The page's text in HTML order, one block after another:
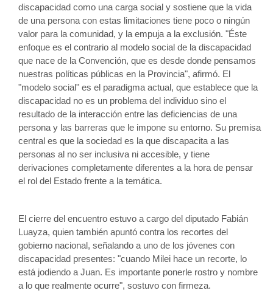
discapacidad como una carga social y sostiene que la vida
de una persona con estas limitaciones tiene poco o ningún
valor para la comunidad, y la empuja a la exclusión. "Éste
enfoque es el contrario al modelo social de la discapacidad
que nace de la Convención, que es desde donde pensamos
nuestras políticas públicas en la Provincia", afirmó. El
"modelo social" es el paradigma actual, que establece que la
discapacidad no es un problema del individuo sino el
resultado de la interacción entre las deficiencias de una
persona y las barreras que le impone su entorno. Su premisa
central es que la sociedad es la que discapacita a las
personas al no ser inclusiva ni accesible, y tiene
derivaciones completamente diferentes a la hora de pensar
el rol del Estado frente a la temática.
El cierre del encuentro estuvo a cargo del diputado Fabián
Luayza, quien también apuntó contra los recortes del
gobierno nacional, señalando a uno de los jóvenes con
discapacidad presentes: "cuando Milei hace un recorte, lo
está jodiendo a Juan. Es importante ponerle rostro y nombre
a lo que realmente ocurre", sostuvo con firmeza.